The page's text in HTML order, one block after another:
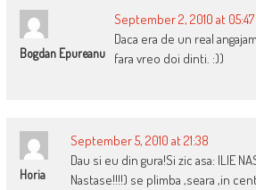
Bogdan Epureanu
September 2, 2010 at 05:47
Daca era de un real
fara vreo doi dinti. :))
Horia
September 5, 2010 at 21:38
Dau si eu din gura!Si zic asa: ILIE
Nastase!!!!) se plimba ,seara ,in